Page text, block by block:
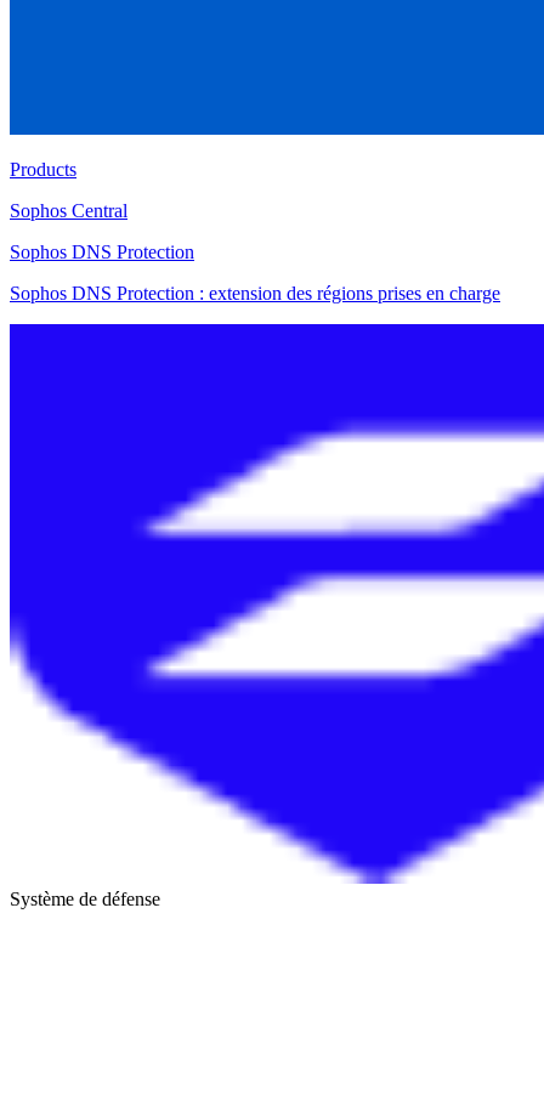
Products
Sophos Central
Sophos DNS Protection
Sophos DNS Protection : extension des régions prises en charge
Système de défense